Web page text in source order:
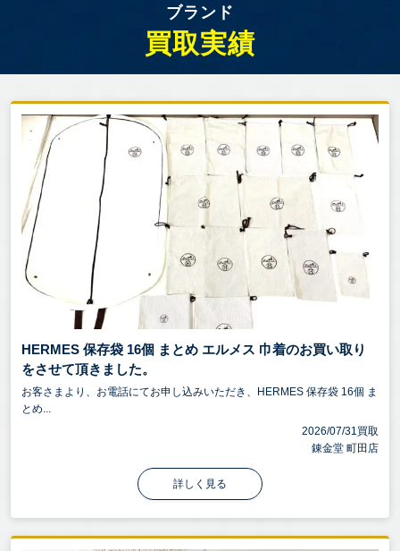
ブランド
買取実績
HERMES 保存袋 16個 まとめ エルメス 巾着のお買い取り
をさせて頂きました。
お客さまより、お電話にてお申し込みいただき、HERMES 保存袋 16個 ま
とめ...
2026/07/31買取
錬金堂 町田店
詳しく見る